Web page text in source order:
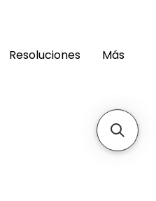
Resoluciones Más